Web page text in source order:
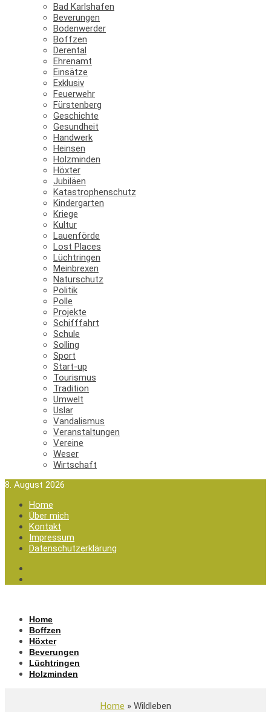
Bad Karlshafen
Beverungen
Bodenwerder
Boffzen
Derental
Ehrenamt
Einsätze
Exklusiv
Feuerwehr
Fürstenberg
Geschichte
Gesundheit
Handwerk
Heinsen
Holzminden
Höxter
Jubiläen
Katastrophenschutz
Kindergarten
Kriege
Kultur
Lauenförde
Lost Places
Lüchtringen
Meinbrexen
Naturschutz
Politik
Polle
Projekte
Schifffahrt
Schule
Solling
Sport
Start-up
Tourismus
Tradition
Umwelt
Uslar
Vandalismus
Veranstaltungen
Vereine
Weser
Wirtschaft
8. August 2026
Home
Über mich
Kontakt
Impressum
Datenschutzerklärung
Home
Boffzen
Höxter
Beverungen
Lüchtringen
Holzminden
Home » Wildleben